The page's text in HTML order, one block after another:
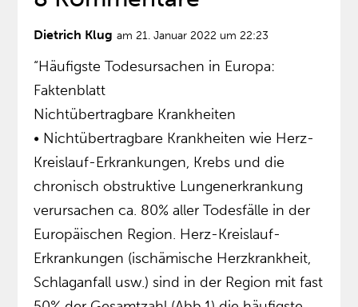
Dietrich Klug am 21. Januar 2022 um 22:23
“Häufigste Todesursachen in Europa:
Faktenblatt
Nichtübertragbare Krankheiten
• Nichtübertragbare Krankheiten wie Herz-
Kreislauf-Erkrankungen, Krebs und die
chronisch obstruktive Lungenerkrankung
verursachen ca. 80% aller Todesfälle in der
Europäischen Region. Herz-Kreislauf-
Erkrankungen (ischämische Herzkrankheit,
Schlaganfall usw.) sind in der Region mit fast